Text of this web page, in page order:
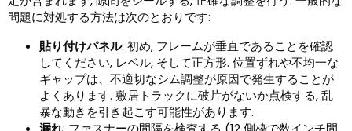
問題に対処する方法は次のとおりです:
貼り付けパネル: 初め, フレームが垂直であることを確認
してください, レベル, そして正方形. 位置ずれや不均一な
ギャップは、不適切なシム調整が原因で発生することが
よくあります. 敷居トラックに破片がないか点検する, 乱
暴な動きを引き起こす可能性があります.